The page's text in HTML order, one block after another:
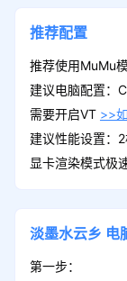
推荐配置
推荐使用MuMu
建议电脑配置：
需要开启VT >>
建议性能设置：
显卡渲染模式极
淡墨水云乡 电
第一步：